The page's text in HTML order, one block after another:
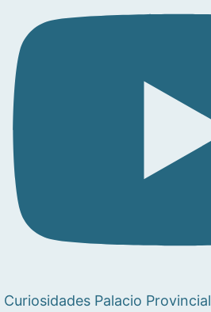
Curiosidades Palacio Provincial